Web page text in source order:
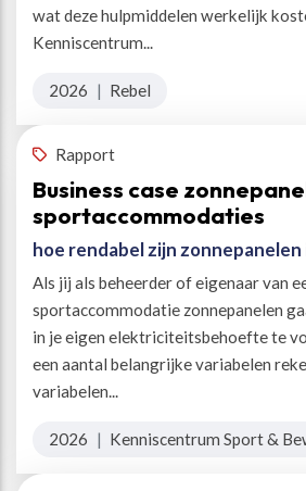
wat deze hulpmiddelen werkelijk
Kenniscentrum...
2026 | Rebel
Rapport
Business case
sportaccommodaties
hoe rendabel zijn
Als jij als beheerder of eigenaar van
sportaccommodatie zonnepanelen
in je eigen elektriciteitsbehoefte te
een aantal belangrijke variabelen
variabelen...
2026 | Kenniscentrum Sport &